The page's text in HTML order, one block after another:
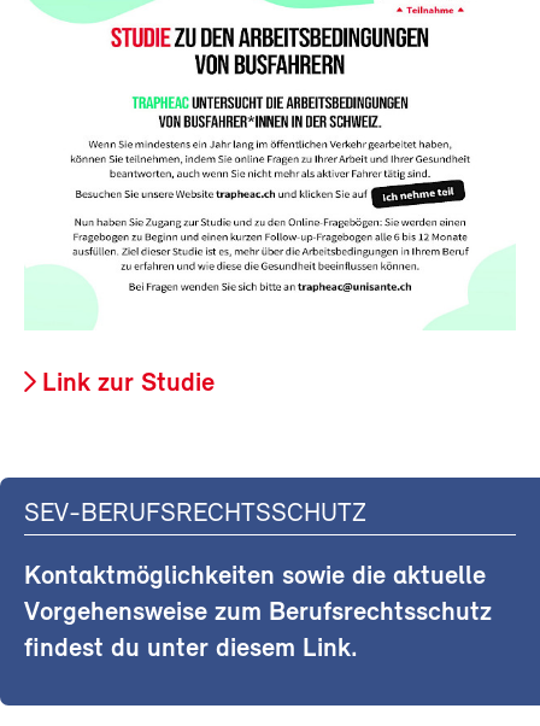
Link zur Studie
SEV-BERUFSRECHTSSCHUTZ
Kontaktmöglichkeiten sowie die aktuelle
Vorgehensweise zum Berufsrechtsschutz
findest du unter diesem Link.